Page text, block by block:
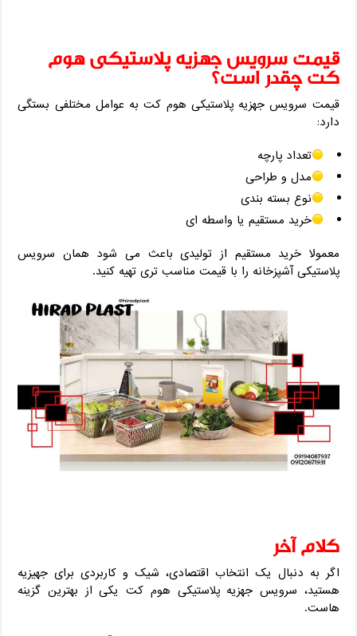
قیمت سرویس جهزیه پلاستیکی هوم
کت چقدر است؟
قیمت سرویس جهزیه پلاستیکی هوم کت به عوامل مختلفی بستگی
دارد:
تعداد پارچه
مدل و طراحی
نوع بسته‌ بندی
خرید مستقیم یا واسطه ‌ای
معمولا خرید مستقیم از تولیدی باعث می ‌شود همان سرویس
پلاستیکی آشپزخانه را با قیمت مناسب ‌تری تهیه کنید.
کلام آخر
اگر به‌ دنبال یک انتخاب اقتصادی، شیک و کاربردی برای جهیزیه
هستید، سرویس جهزیه پلاستیکی هوم کت یکی از بهترین گزینه
‌هاست.